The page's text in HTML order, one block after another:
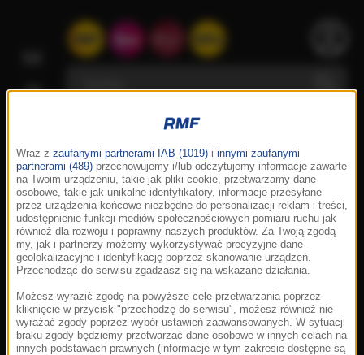
Wraz z zaufanymi partnerami IAB (1019) i innymi zaufanymi
partnerami (489) przechowujemy i/lub odczytujemy informacje zawarte
na Twoim urządzeniu, takie jak pliki cookie, przetwarzamy dane
osobowe, takie jak unikalne identyfikatory, informacje przesyłane
przez urządzenia końcowe niezbędne do personalizacji reklam i treści,
udostępnienie funkcji mediów społecznościowych pomiaru ruchu jak
również dla rozwoju i poprawny naszych produktów. Za Twoją zgodą
my, jak i partnerzy możemy wykorzystywać precyzyjne dane
geolokalizacyjne i identyfikację poprzez skanowanie urządzeń.
Przechodząc do serwisu zgadzasz się na wskazane działania.
Możesz wyrazić zgodę na powyższe cele przetwarzania poprzez
kliknięcie w przycisk "przechodzę do serwisu", możesz również nie
wyrażać zgody poprzez wybór ustawień zaawansowanych. W sytuacji
braku zgody będziemy przetwarzać dane osobowe w innych celach na
innych podstawach prawnych (informacje w tym zakresie dostępne są